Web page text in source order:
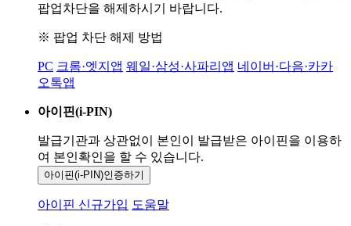
팝업차단을 해제하시기 바랍니다.
※ 팝업 차단 해제 방법
PC 크롬·엣지앱 웨일·삼성·사파리앱 네이버·다음·카카
오톡앱
아이핀(i-PIN)
발급기관과 상관없이 본인이 발급받은 아이핀을 이용하
여 본인확인을 할 수 있습니다.
아이핀(i-PIN)인증하기
아이핀 신규가입 도움말